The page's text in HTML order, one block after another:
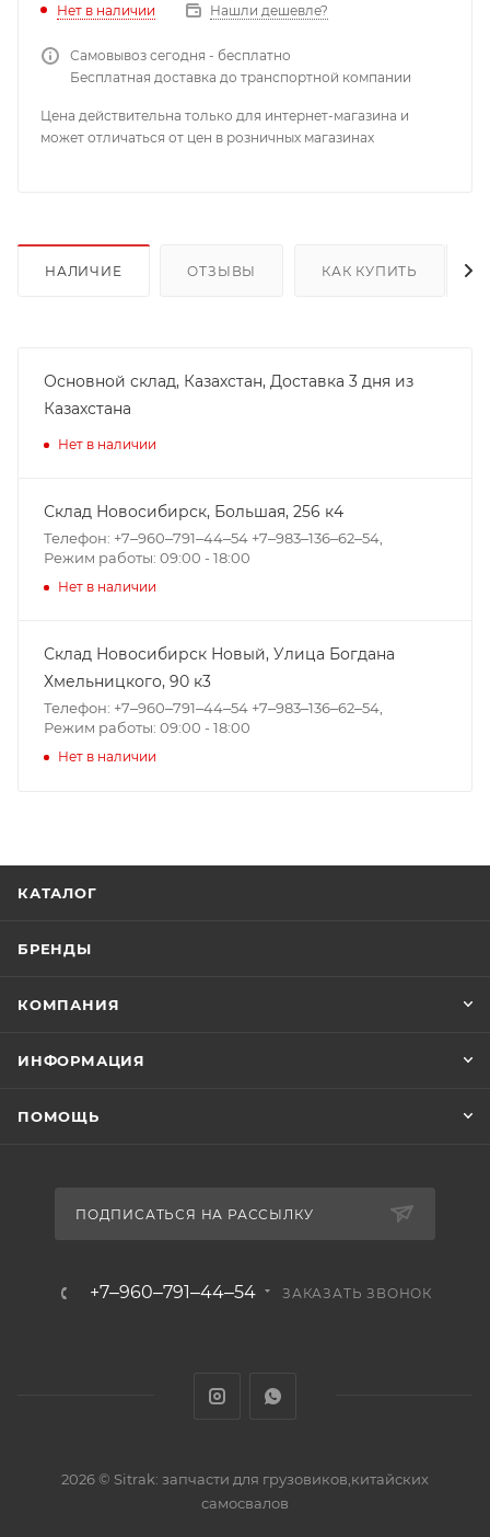
Нет в наличии Нашли дешевле?
Самовывоз сегодня - бесплатно
Бесплатная доставка до транспортной компании
Цена действительна только для интернет-магазина и
может отличаться от цен в розничных магазинах
НАЛИЧИЕ ОТЗЫВЫ КАК КУПИТЬ
Основной склад, Казахстан, Доставка 3 дня из
Казахстана
Нет в наличии
Склад Новосибирск, ​Большая, 256 к4
Телефон: +7‒960‒791‒44‒54 +7‒983‒136‒62‒54,
Режим работы: 09:00 - 18:00
Нет в наличии
Склад Новосибирск Новый, ​Улица Богдана
Хмельницкого, 90 к3
Телефон: +7‒960‒791‒44‒54 +7‒983‒136‒62‒54,
Режим работы: 09:00 - 18:00
Нет в наличии
КАТАЛОГ
БРЕНДЫ
КОМПАНИЯ
ИНФОРМАЦИЯ
ПОМОЩЬ
ПОДПИСАТЬСЯ НА РАССЫЛКУ
+7‒960‒791‒44‒54 ЗАКАЗАТЬ ЗВОНОК
2026 © Sitrak: запчасти для грузовиков,китайских
самосвалов